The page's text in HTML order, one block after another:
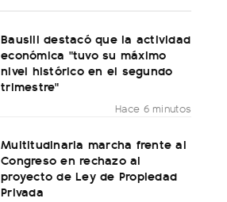
Bausili destacó que la actividad
económica "tuvo su máximo
nivel histórico en el segundo
trimestre"
Hace 6 minutos
Multitudinaria marcha frente al
Congreso en rechazo al
proyecto de Ley de Propiedad
Privada